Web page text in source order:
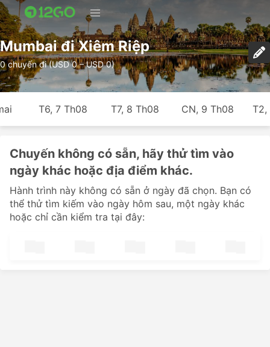
Mumbai đi Xiêm Riệp
0 chuyến đi (USD 0 – USD 0)
T6, 7 Th08 T7, 8 Th08 CN, 9 Th08 T2,
Chuyến không có sẵn, hãy thử tìm vào
ngày khác hoặc địa điểm khác.
Hành trình này không có sẵn ở ngày đã chọn. Bạn có
thể thử tìm kiếm vào ngày hôm sau, một ngày khác
hoặc chỉ cần kiểm tra tại đây: